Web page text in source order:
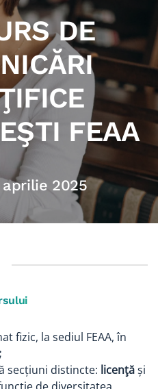
DE
FEAA
aprilie 2025
fizic, la sediul FEAA, în
secțiuni distincte: licenţăși